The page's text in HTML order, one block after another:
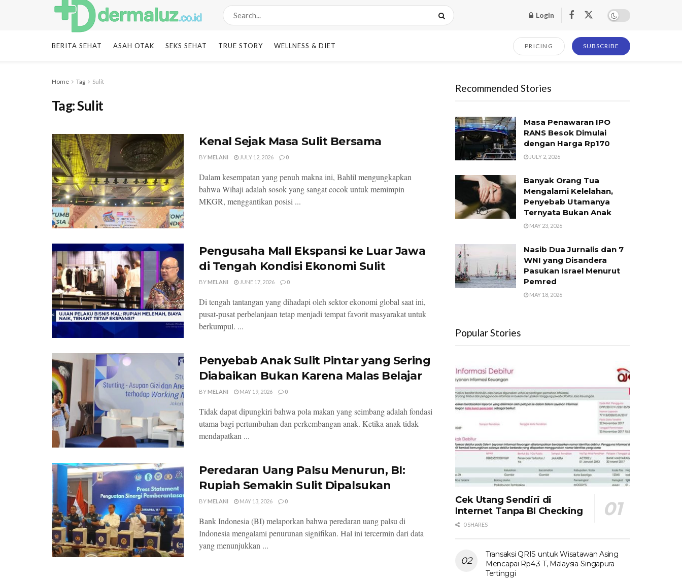
Login
BERITA SEHAT ASAH OTAK SEKS SEHAT TRUE STORY WELLNESS & DIET PRICING SUBSCRIBE
Home Tag Sulit
Tag:Sulit
Kenal Sejak Masa Sulit Bersama
BYMELANI JULY 12, 2026 0
Dalam kesempatan yang penuh makna ini, Bahlil mengungkapkan
bahwa Wihaji adalah sosok yang sangat cocok untuk memimpin
MKGR, menggantikan posisi ...
Pengusaha Mall Ekspansi ke Luar Jawa
di Tengah Kondisi Ekonomi Sulit
BYMELANI JUNE 17, 2026 0
Di tengah tantangan yang dihadapi oleh sektor ekonomi global saat ini,
pusat-pusat perbelanjaan tetap menjadi tempat favorit masyarakat untuk
berkumpul. ...
Penyebab Anak Sulit Pintar yang Sering
Diabaikan Bukan Karena Malas Belajar
BYMELANI MAY 19, 2026 0
Tidak dapat dipungkiri bahwa pola makan yang seimbang adalah fondasi
utama bagi pertumbuhan dan perkembangan anak. Ketika anak tidak
mendapatkan ...
Peredaran Uang Palsu Menurun, BI:
Rupiah Semakin Sulit Dipalsukan
BYMELANI MAY 13, 2026 0
Bank Indonesia (BI) melaporkan bahwa peredaran uang palsu di
Indonesia mengalami penurunan signifikan. Hal ini tercermin dari data
yang menunjukkan ...
Recommended Stories
Masa Penawaran IPO
RANS Besok Dimulai
dengan Harga Rp170
JULY 2, 2026
Banyak Orang Tua
Mengalami Kelelahan,
Penyebab Utamanya
Ternyata Bukan Anak
MAY 23, 2026
Nasib Dua Jurnalis dan 7
WNI yang Disandera
Pasukan Israel Menurut
Pemred
MAY 18, 2026
Popular Stories
Cek Utang Sendiri di
Internet Tanpa BI Checking
0 SHARES
Transaksi QRIS untuk Wisatawan Asing
Mencapai Rp4,3 T, Malaysia-Singapura
Tertinggi